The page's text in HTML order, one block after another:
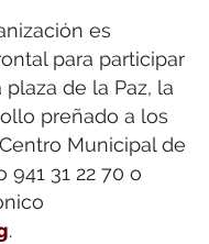
es
para participar
de la Paz, la
preñado a los
Municipal de
31 22 70 o
.